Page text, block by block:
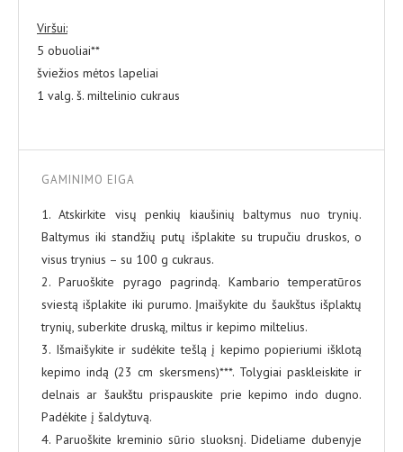
Viršui:
5 obuoliai**
šviežios mėtos lapeliai
1 valg. š. miltelinio cukraus
GAMINIMO EIGA
1. Atskirkite visų penkių kiaušinių baltymus nuo trynių.
Baltymus iki standžių putų išplakite su trupučiu druskos, o
visus trynius – su 100 g cukraus.
2. Paruoškite pyrago pagrindą. Kambario temperatūros
sviestą išplakite iki purumo. Įmaišykite du šaukštus išplaktų
trynių, suberkite druską, miltus ir kepimo miltelius.
3. Išmaišykite ir sudėkite tešlą į kepimo popieriumi išklotą
kepimo indą (23 cm skersmens)***. Tolygiai paskleiskite ir
delnais ar šaukštu prispauskite prie kepimo indo dugno.
Padėkite į šaldytuvą.
4. Paruoškite kreminio sūrio sluoksnį. Dideliame dubenyje